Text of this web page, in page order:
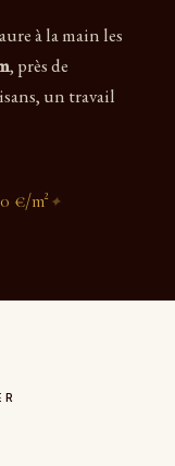
à la main les
, près de
un travail
€/m² ✦